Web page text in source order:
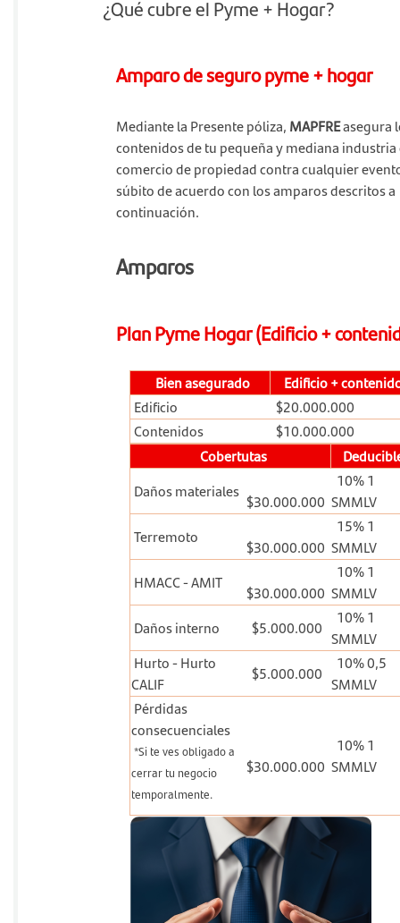
¿Qué cubre el Pyme + Hogar?
Amparo de seguro pyme + hogar
Mediante la Presente póliza, MAPFREasegura
contenidos de tu pequeña y mediana industria
comercio de propiedad contra cualquier
súbito de acuerdo con los amparos descritos a
continuación.
Amparos
Plan Pyme Hogar (Edificio +
Bien asegurado
Edificio +
Edificio
$20.000.000
Contenidos
$10.000.000
Cobertutas
Daños materiales
$30.000.000
10% 1
SMMLV
Terremoto
$30.000.000
15% 1
SMMLV
HMACC - AMIT
$30.000.000
10% 1
SMMLV
Daños interno
$5.000.000
10% 1
SMMLV
Hurto - Hurto
CALIF
$5.000.000
10% 0,5
SMMLV
Pérdidas
consecuenciales
*Si te ves obligado a
cerrar tu negocio
temporalmente.
$30.000.000
10% 1
SMMLV